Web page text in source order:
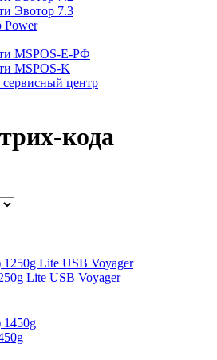
Эвотор 7.3
Power
MSPOS-E-PФ
MSPOS-K
центр
кода
Lite USB Voyager